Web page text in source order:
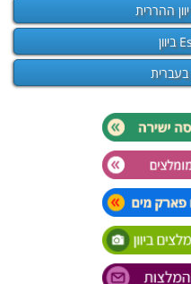
ההררית
בעברית